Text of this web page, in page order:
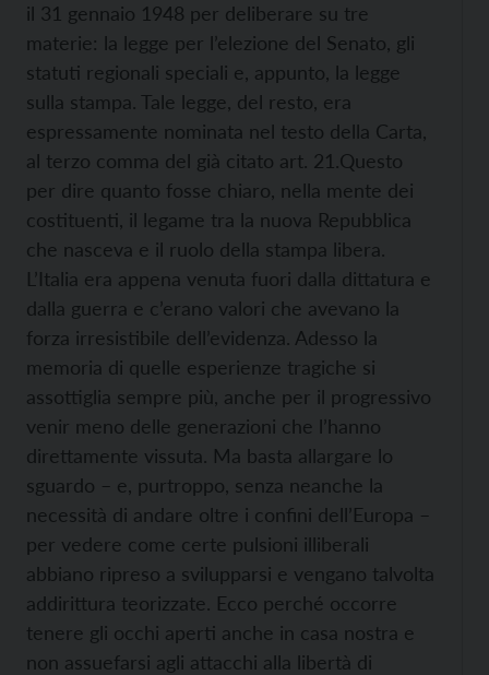
il 31 gennaio 1948 per deliberare su tre
materie: la legge per l’elezione del Senato, gli
statuti regionali speciali e, appunto, la legge
sulla stampa. Tale legge, del resto, era
espressamente nominata nel testo della Carta,
al terzo comma del già citato art. 21.Questo
per dire quanto fosse chiaro, nella mente dei
costituenti, il legame tra la nuova Repubblica
che nasceva e il ruolo della stampa libera.
L’Italia era appena venuta fuori dalla dittatura e
dalla guerra e c’erano valori che avevano la
forza irresistibile dell’evidenza. Adesso la
memoria di quelle esperienze tragiche si
assottiglia sempre più, anche per il progressivo
venir meno delle generazioni che l’hanno
direttamente vissuta. Ma basta allargare lo
sguardo – e, purtroppo, senza neanche la
necessità di andare oltre i confini dell’Europa –
per vedere come certe pulsioni illiberali
abbiano ripreso a svilupparsi e vengano talvolta
addirittura teorizzate. Ecco perché occorre
tenere gli occhi aperti anche in casa nostra e
non assuefarsi agli attacchi alla libertà di